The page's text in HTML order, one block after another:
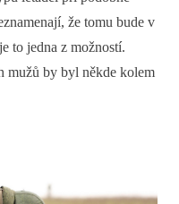
že tomu bude v
to jedna z možností.
mužů by byl někde kolem